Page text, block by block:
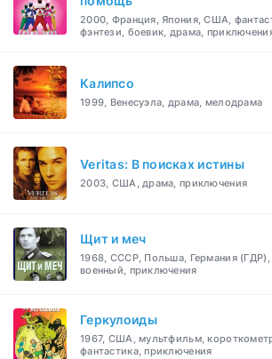
2000, Франция, Япония, США,
фэнтези, боевик, драма,
Калипсо
1999, Венесуэла, драма, мелодрама
Veritas: В поисках истины
2003, США, драма, приключения
Щит и меч
1968, СССР, Польша, Германия (ГДР),
военный, приключения
Геркулоиды
1967, США, мультфильм,
фантастика, приключения